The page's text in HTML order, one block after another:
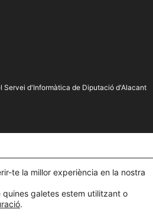
Servei d'Informàtica de Diputació d'Alacant
te la millor experiència en la nostra
quines galetes estem utilitzant o
.